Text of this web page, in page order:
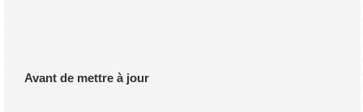
Avant de mettre à jour